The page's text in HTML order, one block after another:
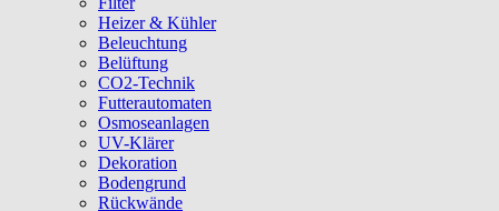
Heizer & Kühler
Beleuchtung
Belüftung
CO2-Technik
Futterautomaten
Osmoseanlagen
UV-Klärer
Dekoration
Bodengrund
Rückwände